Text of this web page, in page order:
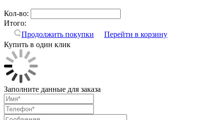
Кол-во:
Итого:
Продолжить покупки
Перейти в корзину
Купить в один клик
Заполните данные для заказа